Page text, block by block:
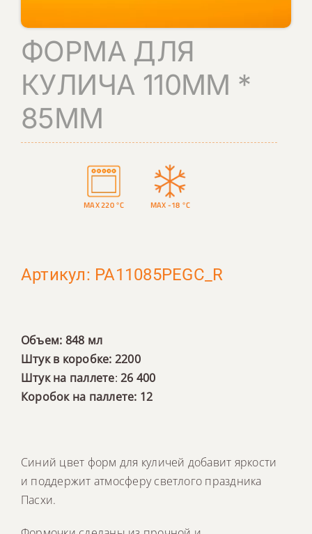
ПОИСК
ФОРМА ДЛЯ
КУЛИЧА 110ММ *
85ММ
MAX 220 °C MAX -18 °C
Артикул: PA11085PEGC_R
Объем: 848 мл
Штук в коробке: 2200
Штук на паллете: 26 400
Коробок на паллете: 12
Синий цвет форм для куличей добавит яркости
и поддержит атмосферу светлого праздника
Пасхи.